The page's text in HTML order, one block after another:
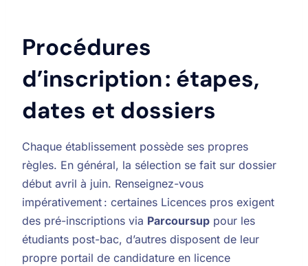
Procédures
d’inscription : étapes,
dates et dossiers
Chaque établissement possède ses propres
règles. En général, la sélection se fait sur dossier
début avril à juin. Renseignez-vous
impérativement : certaines Licences pros exigent
des pré-inscriptions via Parcoursup pour les
étudiants post-bac, d’autres disposent de leur
propre portail de candidature en licence